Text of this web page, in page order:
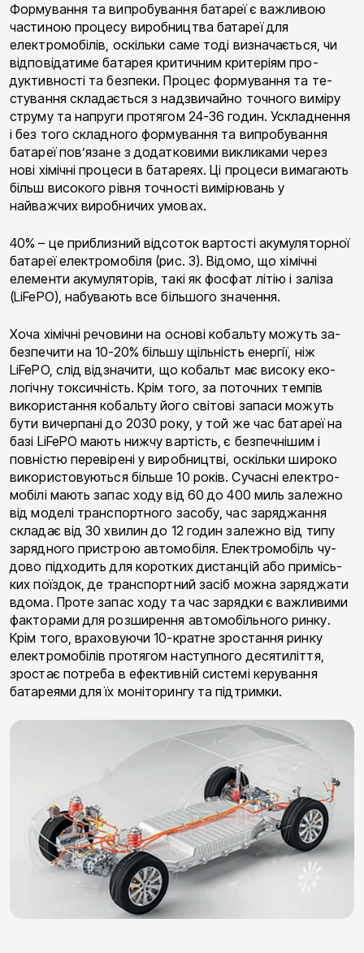
Формування та випробування батареї є важли­вою
частиною процесу виробництва батареї для
електромобілів, оскільки саме тоді визначається, чи
відповідатиме батарея критичним критеріям про­
дуктивності та безпеки. Процес формування та те­
стування складається з надзвичайно точного виміру
струму та напруги протягом 24-36 годин. Усклад­нення
і без того складного формування та випробу­вання
батареї пов’язане з додатковими викликами через
нові хімічні процеси в батареях. Ці процеси вимагають
більш високого рівня точності вимірю­вань у
найважчих виробничих умовах.
40% – це приблизний відсоток вартості акумуля­торної
батареї електромобіля (рис. 3). Відомо, що хімічні
елементи акумуляторів, такі як фосфат літію і заліза
(LiFePO), набувають все більшого значення.
Хоча хімічні речовини на основі кобальту можуть за­
безпечити на 10-20% більшу щільність енергії, ніж
LiFePO, слід відзначити, що кобальт має високу еко­
логічну токсичність. Крім того, за поточних темпів
використання кобальту його світові запаси можуть
бути вичерпані до 2030 року, у той же час батареї на
базі LiFePO мають нижчу вартість, є безпечнішим і
повністю перевірені у виробництві, оскільки широко
використовуються більше 10 років. Сучасні електро­
мобілі мають запас ходу від 60 до 400 миль залежно
від моделі транспортного засобу, час заряджання
складає від 30 хвилин до 12 годин залежно від типу
зарядного пристрою автомобіля. Електромобіль чу­
дово підходить для коротких дистанцій або примісь­
ких поїздок, де транспортний засіб можна заряджа­ти
вдома. Проте запас ходу та час зарядки є важли­вими
факторами для розширення автомобільного ринку.
Крім того, враховуючи 10-кратне зростання ринку
електромобілів протягом наступного десяти­ліття,
зростає потреба в ефективній системі керу­вання
батареями для їх моніторингу та підтримки.